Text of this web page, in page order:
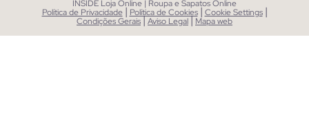
INSIDE Loja Online | Roupa e Sapatos Online
Política de Privacidade | Política de Cookies | Cookie Settings |
Condições Gerais|Aviso Legal| Mapa web